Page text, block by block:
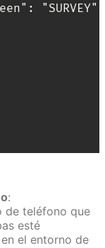
"SURVEY"
:
de teléfono que
esté
el entorno de